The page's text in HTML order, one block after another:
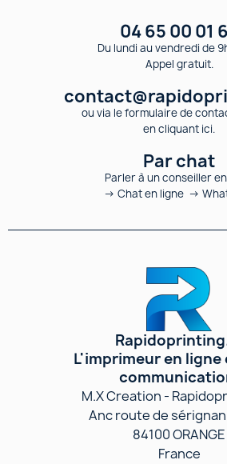
04 65 00 01
Du lundi au vendredi de
Appel gratuit.
ou via le formulaire de
en cliquant ici.
Par chat
Parler à un conseiller
→ Chat en ligne →
L'imprimeur en ligne
M.X Creation -
Anc route de sérignan
84100 ORANGE
France